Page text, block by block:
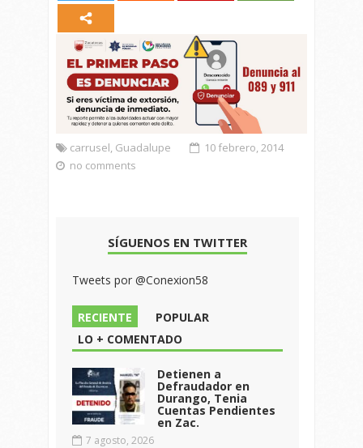
carrusel, Guadalupe
10 febrero, 2014
no comments
SÍGUENOS EN TWITTER
Tweets por @Conexion58
RECIENTE
POPULAR
LO + COMENTADO
Detienen a
Defraudador en
Durango, Tenia
Cuentas Pendientes
en Zac.
7 agosto, 2026